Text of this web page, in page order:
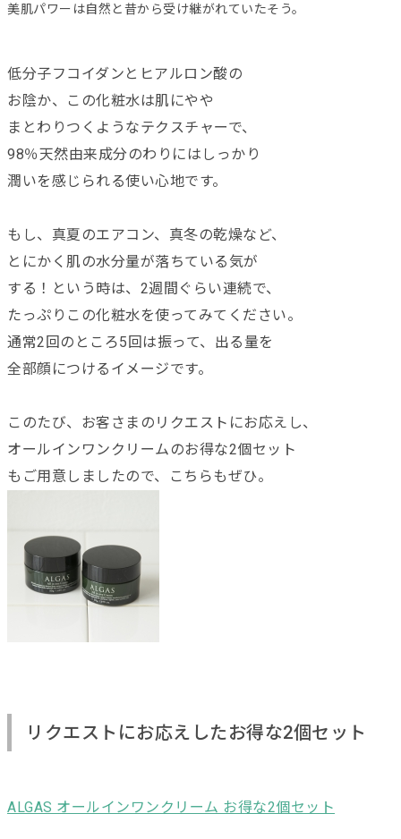
美肌パワーは自然と昔から受け継がれていたそう。
低分子フコイダンとヒアルロン酸の
お陰か、この化粧水は肌にやや
まとわりつくようなテクスチャーで、
98％天然由来成分のわりにはしっかり
潤いを感じられる使い心地です。
もし、真夏のエアコン、真冬の乾燥など、
とにかく肌の水分量が落ちている気が
する！という時は、2週間ぐらい連続で、
たっぷりこの化粧水を使ってみてください。
通常2回のところ5回は振って、出る量を
全部顔につけるイメージです。
このたび、お客さまのリクエストにお応えし、
オールインワンクリームのお得な2個セット
もご用意しましたので、こちらもぜひ。
リクエストにお応えしたお得な2個セット
ALGAS オールインワンクリーム お得な2個セット